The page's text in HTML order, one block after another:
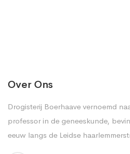
Over Ons
Drogisterij Boerhaave vernoemd
professor in de geneeskunde,
eeuw langs de Leidse